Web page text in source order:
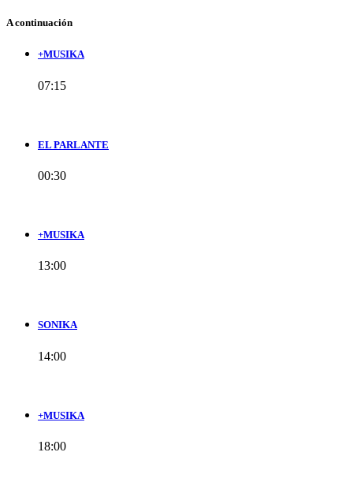
A continuación
+MUSIKA
07:15
EL PARLANTE
00:30
+MUSIKA
13:00
SONIKA
14:00
+MUSIKA
18:00